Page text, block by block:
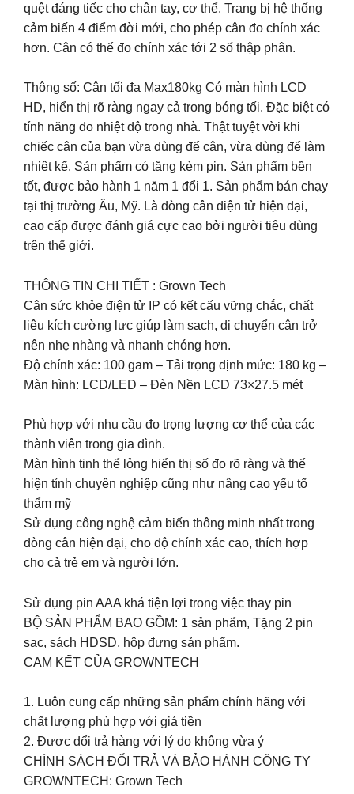
quệt đáng tiếc cho chân tay, cơ thể. Trang bị hệ thống
cảm biến 4 điểm đời mới, cho phép cân đo chính xác
hơn. Cân có thể đo chính xác tới 2 số thập phân.
Thông số: Cân tối đa Max180kg Có màn hình LCD
HD, hiển thị rõ ràng ngay cả trong bóng tối. Đặc biệt có
tính năng đo nhiệt độ trong nhà. Thật tuyệt vời khi
chiếc cân của bạn vừa dùng để cân, vừa dùng để làm
nhiệt kế. Sản phẩm có tặng kèm pin. Sản phẩm bền
tốt, được bảo hành 1 năm 1 đổi 1. Sản phẩm bán chạy
tại thị trường Âu, Mỹ. Là dòng cân điện tử hiện đại,
cao cấp được đánh giá cực cao bởi người tiêu dùng
trên thế giới.
THÔNG TIN CHI TIẾT : Grown Tech
Cân sức khỏe điện tử IP có kết cấu vững chắc, chất
liệu kích cường lực giúp làm sạch, di chuyển cân trở
nên nhẹ nhàng và nhanh chóng hơn.
Độ chính xác: 100 gam – Tải trọng định mức: 180 kg –
Màn hình: LCD/LED – Đèn Nền LCD 73×27.5 mét
Phù hợp với nhu cầu đo trọng lượng cơ thể của các
thành viên trong gia đình.
Màn hình tinh thể lỏng hiển thị số đo rõ ràng và thể
hiện tính chuyên nghiệp cũng như nâng cao yếu tố
thẩm mỹ
Sử dụng công nghệ cảm biến thông minh nhất trong
dòng cân hiện đại, cho độ chính xác cao, thích hợp
cho cả trẻ em và người lớn.
Sử dụng pin AAA khá tiện lợi trong việc thay pin
BỘ SẢN PHẨM BAO GỒM: 1 sản phẩm, Tặng 2 pin
sạc, sách HDSD, hộp đựng sản phẩm.
CAM KẾT CỦA GROWNTECH
1. Luôn cung cấp những sản phẩm chính hãng với
chất lượng phù hợp với giá tiền
2. Được dổi trả hàng với lý do không vừa ý
CHÍNH SÁCH ĐỔI TRẢ VÀ BẢO HÀNH CÔNG TY
GROWNTECH: Grown Tech